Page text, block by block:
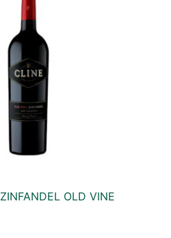
OLD VINE